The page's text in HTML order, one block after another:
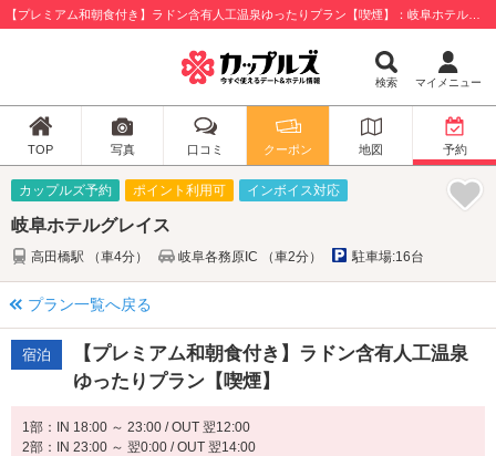
検索 マイメニュー
TOP 写真 口コミ クーポン 地図 予約
カップルズ予約 ポイント利用可 インボイス対応
岐阜ホテルグレイス
高田橋駅 （車4分） 岐阜各務原IC （車2分） 駐車場:16台
プラン一覧へ戻る
宿泊
【プレミアム和朝食付き】ラドン含有人工温泉
ゆったりプラン【喫煙】
1部：IN 18:00 ～ 23:00 / OUT 翌12:00
2部：IN 23:00 ～ 翌0:00 / OUT 翌14:00